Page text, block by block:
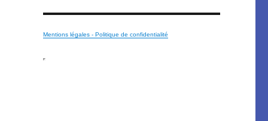
Mentions légales - Politique de confidentialité